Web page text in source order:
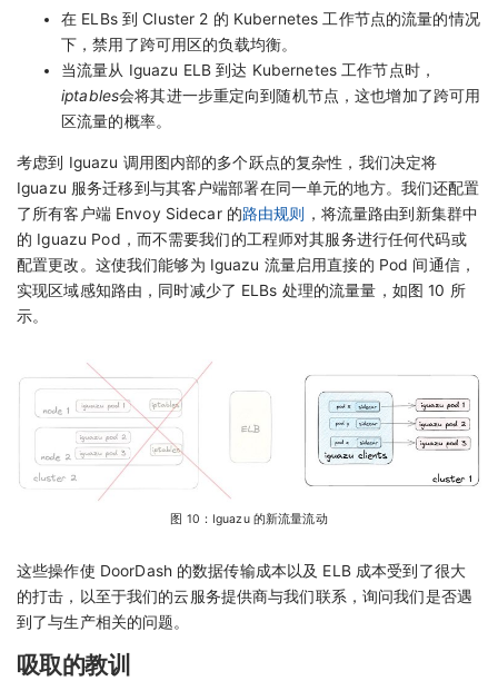
在 ELBs 到 Cluster 2 的 Kubernetes 工作节点的流量的情况
下，禁用了跨可用区的负载均衡。
当流量从 Iguazu ELB 到达 Kubernetes 工作节点时，
iptables会将其进一步重定向到随机节点，这也增加了跨可用
区流量的概率。
考虑到 Iguazu 调用图内部的多个跃点的复杂性，我们决定将
Iguazu 服务迁移到与其客户端部署在同一单元的地方。我们还配置
了所有客户端 Envoy Sidecar 的路由规则 ，将流量路由到新集群中
的 Iguazu Pod，而不需要我们的工程师对其服务进行任何代码或
配置更改。这使我们能够为 Iguazu 流量启用直接的 Pod 间通信，
实现区域感知路由，同时减少了 ELBs 处理的流量量，如图 10 所
示。
图 10：Iguazu 的新流量流动
这些操作使 DoorDash 的数据传输成本以及 ELB 成本受到了很大
的打击，以至于我们的云服务提供商与我们联系，询问我们是否遇
到了与生产相关的问题。
吸取的教训